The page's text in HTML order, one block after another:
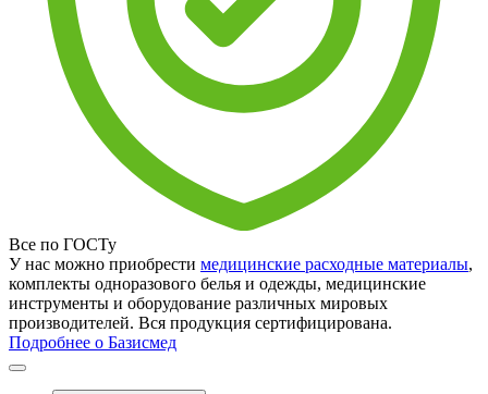
Все по ГОСТу
У нас можно приобрести медицинские расходные материалы,
комплекты одноразового белья и одежды, медицинские
инструменты и оборудование различных мировых
производителей. Вся продукция сертифицирована.
Подробнее о Базисмед